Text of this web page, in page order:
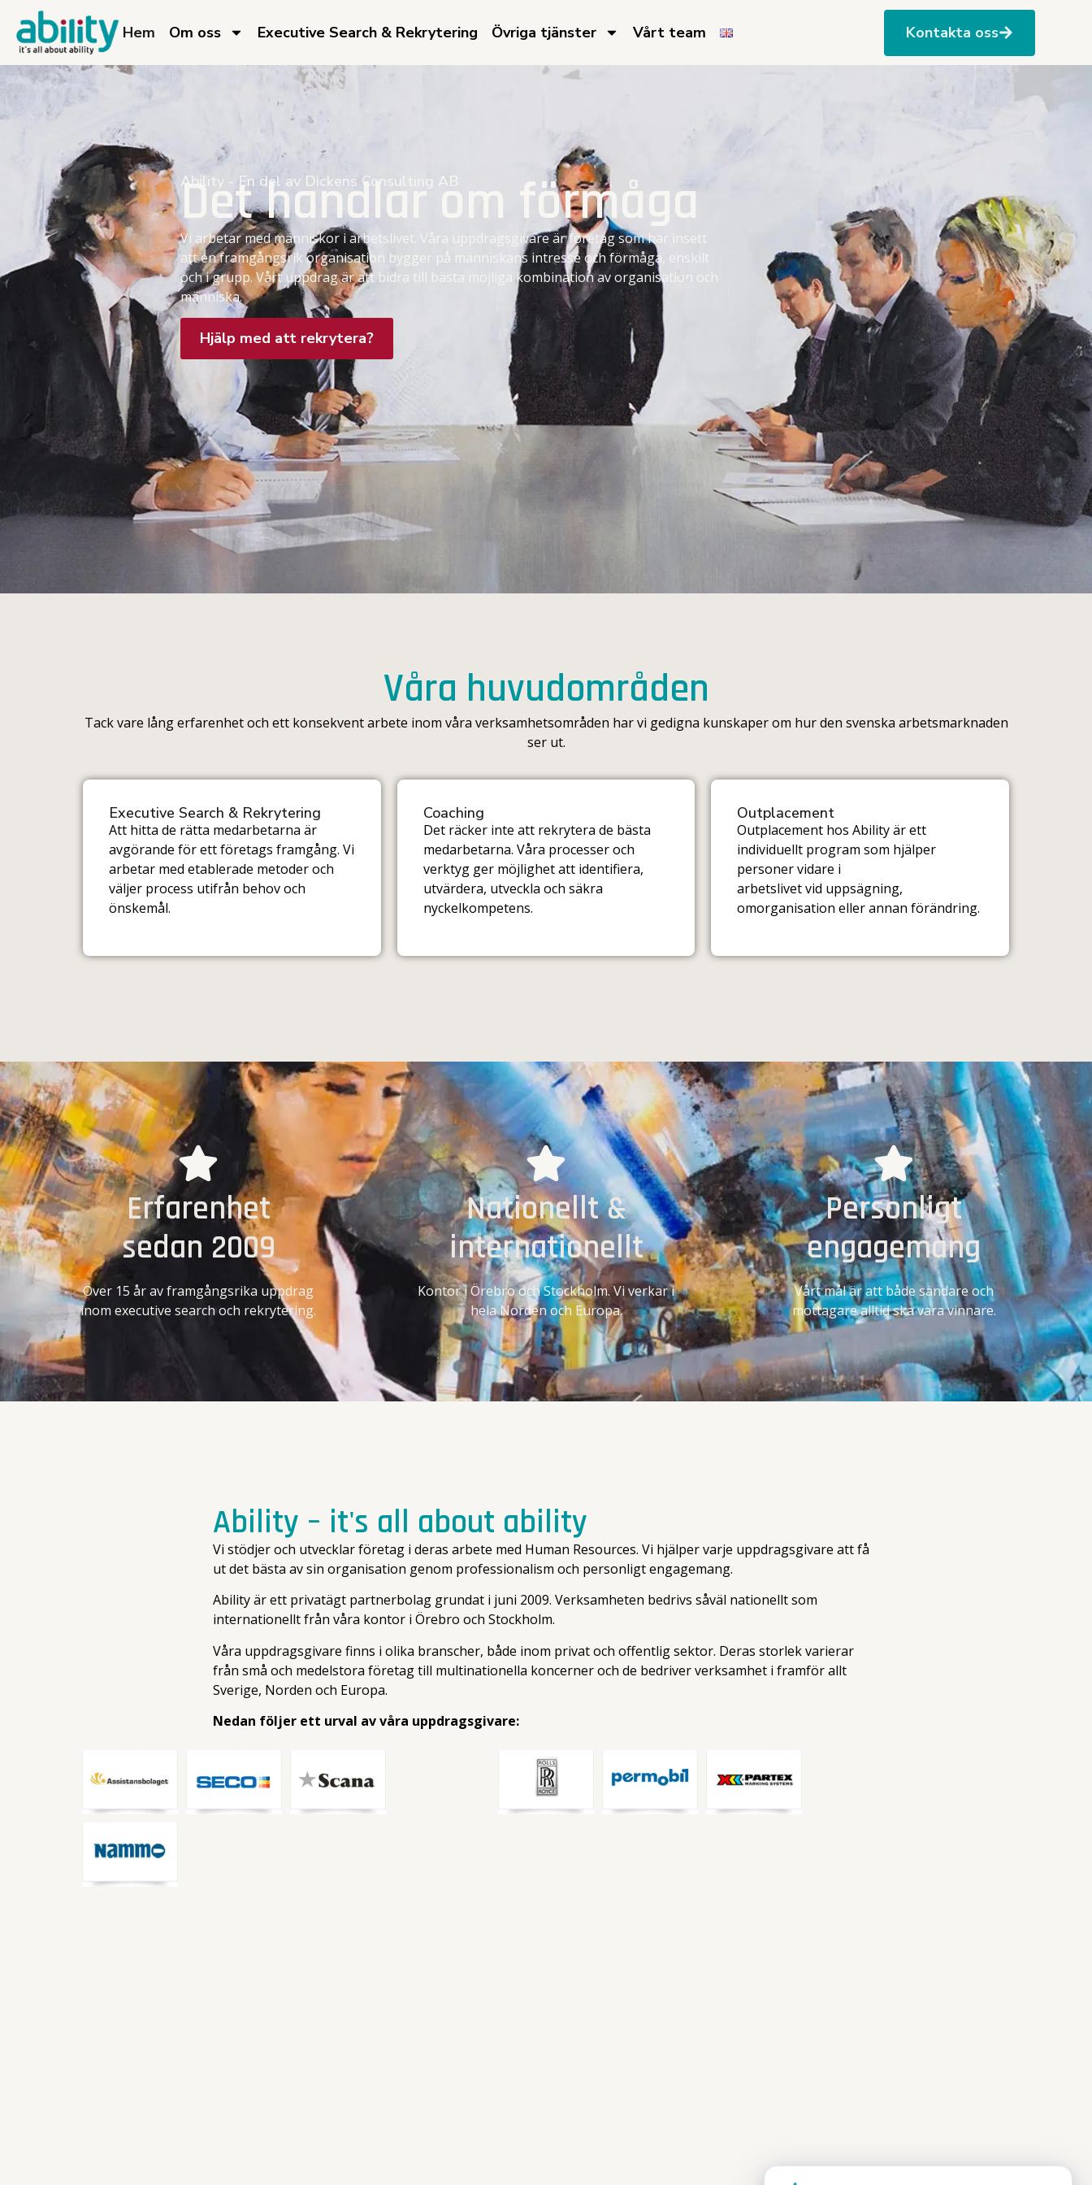
Hem Om oss​ Executive Search & Rekrytering​ Övriga tjänster​ Vårt team​ Kontakta oss
Ability - En del av Dickens Consulting AB
Det handlar om förmåga
Vi arbetar med människor i arbetslivet. Våra uppdragsgivare är företag som har insett
att en framgångsrik organisation bygger på människans intresse och förmåga, enskilt
och i grupp. Vårt uppdrag är att bidra till bästa möjliga kombination av organisation och
människa.
Hjälp med att rekrytera?
Våra huvudområden
Tack vare lång erfarenhet och ett konsekvent arbete inom våra verksamhetsområden har vi gedigna kunskaper om hur den svenska arbetsmarknaden
ser ut.
Executive Search & Rekrytering
Att hitta de rätta medarbetarna är
avgörande för ett företags framgång. Vi
arbetar med etablerade metoder och
väljer process utifrån behov och
önskemål.
Coaching
Det räcker inte att rekrytera de bästa
medarbetarna. Våra processer och
verktyg ger möjlighet att identifiera,
utvärdera, utveckla och säkra
nyckelkompetens.
Outplacement
Outplacement hos Ability är ett
individuellt program som hjälper
personer vidare i
arbetslivet vid uppsägning,
omorganisation eller annan förändring.
Erfarenhet
sedan 2009
Över 15 år av framgångsrika uppdrag
inom executive search och rekrytering.
Nationellt &
internationellt
Kontor i Örebro och Stockholm. Vi verkar i
hela Norden och Europa.
Personligt
engagemang
Vårt mål är att både sändare och
mottagare alltid ska vara vinnare.
Ability – it's all about ability
Vi stödjer och utvecklar företag i deras arbete med Human Resources. Vi hjälper varje uppdragsgivare att få
ut det bästa av sin organisation genom professionalism och personligt engagemang.
Ability är ett privatägt partnerbolag grundat i juni 2009. Verksamheten bedrivs såväl nationellt som
internationellt från våra kontor i Örebro och Stockholm.
Våra uppdragsgivare finns i olika branscher, både inom privat och offentlig sektor. Deras storlek varierar
från små och medelstora företag till multinationella koncerner och de bedriver verksamhet i framför allt
Sverige, Norden och Europa.
Nedan följer ett urval av våra uppdragsgivare: